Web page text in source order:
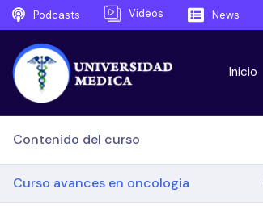
Podcasts Videos News
Inicio
Contenido del curso
Curso avances en oncologia